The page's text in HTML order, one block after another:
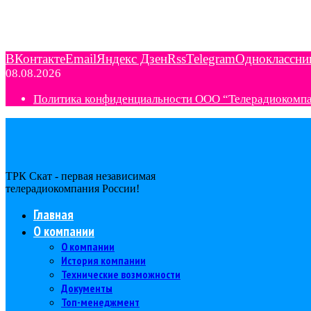
ВКонтактеEmailЯндекс ДзенRssTelegram
08.08.2026
Политика конфиденциальности ООО
ТРК Скат - первая независимая
телерадиокомпания Роcсии!
Главная
О компании
О компании
История компании
Технические возможности
Документы
Топ-менеджмент